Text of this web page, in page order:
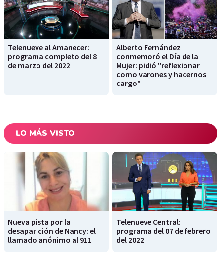
Telenueve al Amanecer:
programa completo del 8
de marzo del 2022
Alberto Fernández
conmemoró el Día de la
Mujer: pidió "reflexionar
como varones y hacernos
cargo"
LO MÁS VISTO
Nueva pista por la
desaparición de Nancy: el
llamado anónimo al 911
Telenueve Central:
programa del 07 de febrero
del 2022